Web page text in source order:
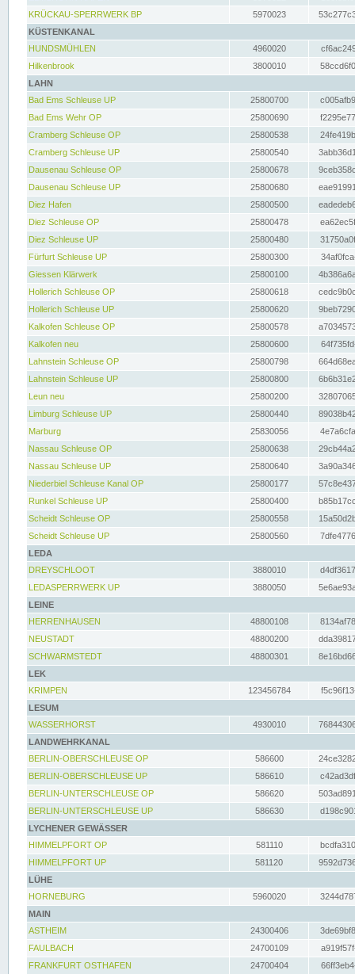
KRÜCKAU-SPERRWERK BP
5970023
KÜSTENKANAL
HUNDSMÜHLEN
4960020
Hilkenbrook
3800010
LAHN
Bad Ems Schleuse UP
25800700
Bad Ems Wehr OP
25800690
Cramberg Schleuse OP
25800538
Cramberg Schleuse UP
25800540
Dausenau Schleuse OP
25800678
Dausenau Schleuse UP
25800680
Diez Hafen
25800500
Diez Schleuse OP
25800478
Diez Schleuse UP
25800480
Fürfurt Schleuse UP
25800300
Giessen Klärwerk
25800100
Hollerich Schleuse OP
25800618
Hollerich Schleuse UP
25800620
Kalkofen Schleuse OP
25800578
Kalkofen neu
25800600
Lahnstein Schleuse OP
25800798
Lahnstein Schleuse UP
25800800
Leun neu
25800200
Limburg Schleuse UP
25800440
Marburg
25830056
Nassau Schleuse OP
25800638
Nassau Schleuse UP
25800640
Niederbiel Schleuse Kanal OP
25800177
Runkel Schleuse UP
25800400
Scheidt Schleuse OP
25800558
Scheidt Schleuse UP
25800560
LEDA
DREYSCHLOOT
3880010
LEDASPERRWERK UP
3880050
LEINE
HERRENHAUSEN
48800108
NEUSTADT
48800200
SCHWARMSTEDT
48800301
LEK
KRIMPEN
123456784
LESUM
WASSERHORST
4930010
LANDWEHRKANAL
BERLIN-OBERSCHLEUSE OP
586600
BERLIN-OBERSCHLEUSE UP
586610
BERLIN-UNTERSCHLEUSE OP
586620
BERLIN-UNTERSCHLEUSE UP
586630
LYCHENER GEWÄSSER
HIMMELPFORT OP
581110
HIMMELPFORT UP
581120
LÜHE
HORNEBURG
5960020
MAIN
ASTHEIM
24300406
FAULBACH
24700109
FRANKFURT OSTHAFEN
24700404